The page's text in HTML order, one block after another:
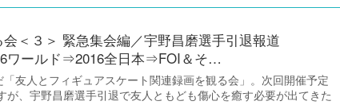
＜３＞ 緊急集会編／宇野昌磨選手引退報道
ワールド⇒2016全日本⇒FOI＆そ…
友人とフィギュアスケート関連録画を観る会」。次回開催予定
が、宇野昌磨選手引退で友人ともども傷心を癒す必要が出てきた